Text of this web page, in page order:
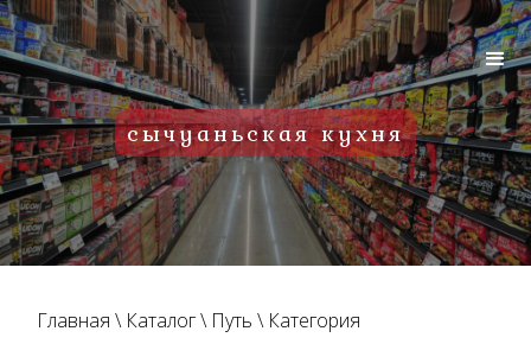
сычуаньская кухня
Главная \ Каталог\ Путь \ Категория